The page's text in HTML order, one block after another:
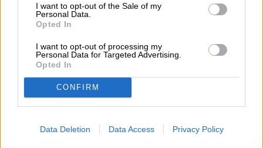
I want to opt-out of the Sale of my
Personal Data.
Opted In
I want to opt-out of processing my
Personal Data for Targeted Advertising.
Opted In
CONFIRM
Data Deletion Data Access Privacy Policy
ENTRETENIMIENTO
Disney admitió el fracaso
de «The Mandalorian y
Grogu» y Moana acción
real